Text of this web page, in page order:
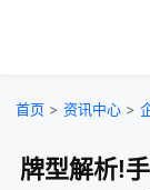
首页 > 资讯中心 >
牌型解析!